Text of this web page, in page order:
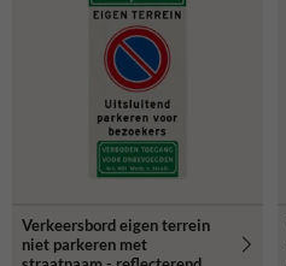
Verkeersbord eigen terrein
niet parkeren met